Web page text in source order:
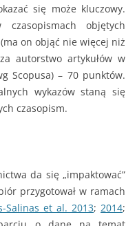
się może kluczowy.
objętych
on objąć nie więcej niż
autorstwo artykułów w
Scopusa) – 70 punktów.
wykazów staną się
czasopism.
da się „impaktować”
przygotował w ramach
Salinas et al. 2013; 2014;